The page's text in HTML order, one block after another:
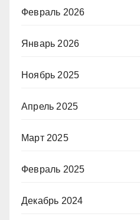
Февраль 2026
Январь 2026
Ноябрь 2025
Апрель 2025
Март 2025
Февраль 2025
Декабрь 2024